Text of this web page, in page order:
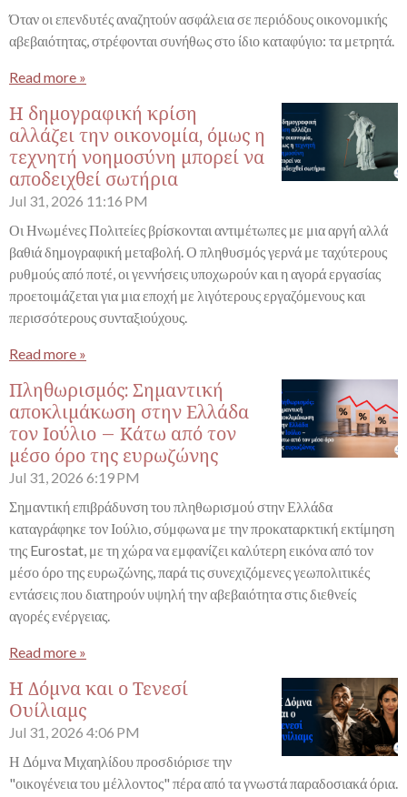
Όταν οι επενδυτές αναζητούν ασφάλεια σε περιόδους οικονομικής
αβεβαιότητας, στρέφονται συνήθως στο ίδιο καταφύγιο: τα μετρητά.
Read more »
Η δημογραφική κρίση
αλλάζει την οικονομία, όμως η
τεχνητή νοημοσύνη μπορεί να
αποδειχθεί σωτήρια
Jul 31, 2026 11:16 PM
Οι Ηνωμένες Πολιτείες βρίσκονται αντιμέτωπες με μια αργή αλλά
βαθιά δημογραφική μεταβολή. Ο πληθυσμός γερνά με ταχύτερους
ρυθμούς από ποτέ, οι γεννήσεις υποχωρούν και η αγορά εργασίας
προετοιμάζεται για μια εποχή με λιγότερους εργαζόμενους και
περισσότερους συνταξιούχους.
Read more »
Πληθωρισμός: Σημαντική
αποκλιμάκωση στην Ελλάδα
τον Ιούλιο – Κάτω από τον
μέσο όρο της ευρωζώνης
Jul 31, 2026 6:19 PM
Σημαντική επιβράδυνση του πληθωρισμού στην Ελλάδα
καταγράφηκε τον Ιούλιο, σύμφωνα με την προκαταρκτική εκτίμηση
της Eurostat, με τη χώρα να εμφανίζει καλύτερη εικόνα από τον
μέσο όρο της ευρωζώνης, παρά τις συνεχιζόμενες γεωπολιτικές
εντάσεις που διατηρούν υψηλή την αβεβαιότητα στις διεθνείς
αγορές ενέργειας.
Read more »
Η Δόμνα και ο Τενεσί
Ουίλιαμς
Jul 31, 2026 4:06 PM
Η Δόμνα Μιχαηλίδου προσδιόρισε την
"οικογένεια του μέλλοντος" πέρα από τα γνωστά παραδοσιακά όρια.